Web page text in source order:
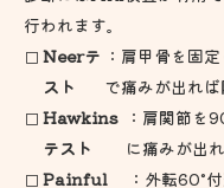
行われます。
Neerテ
スト
：肩甲骨を固
で痛みが出れば
Hawkins
テスト
：肩関節を
に痛みが出
Painful
：外転60°